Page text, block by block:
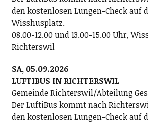
den kostenlosen Lungen-Check auf
Wisshusplatz.
08.00-12.00 und 13.00-15.00 Uhr,
Richterswil
SA, 05.09.2026
LUFTIBUS IN RICHTERSWIL
Gemeinde Richterswil/Abteilung
Der LuftiBus kommt nach
den kostenlosen Lungen-Check auf